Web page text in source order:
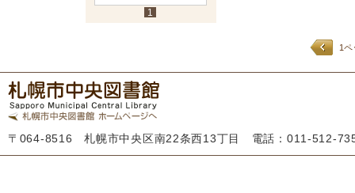
1
1
〒064-8516 札幌市中央区南22条西13丁目 電話：011-512-